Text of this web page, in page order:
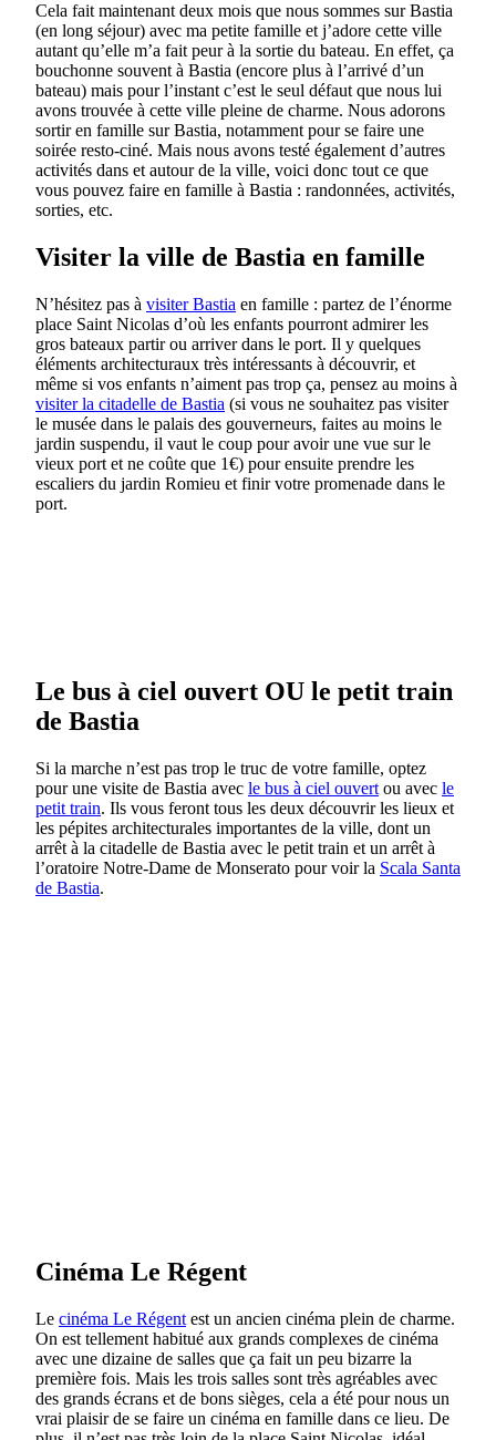
Cela fait maintenant deux mois que nous sommes sur Bastia
(en long séjour) avec ma petite famille et j’adore cette ville
autant qu’elle m’a fait peur à la sortie du bateau. En effet, ça
bouchonne souvent à Bastia (encore plus à l’arrivé d’un
bateau) mais pour l’instant c’est le seul défaut que nous lui
avons trouvée à cette ville pleine de charme. Nous adorons
sortir en famille sur Bastia, notamment pour se faire une
soirée resto-ciné. Mais nous avons testé également d’autres
activités dans et autour de la ville, voici donc tout ce que
vous pouvez faire en famille à Bastia : randonnées, activités,
sorties, etc.
Visiter la ville de Bastia en famille
N’hésitez pas à visiter Bastia en famille : partez de l’énorme
place Saint Nicolas d’où les enfants pourront admirer les
gros bateaux partir ou arriver dans le port. Il y quelques
éléments architecturaux très intéressants à découvrir, et
même si vos enfants n’aiment pas trop ça, pensez au moins à
visiter la citadelle de Bastia (si vous ne souhaitez pas visiter
le musée dans le palais des gouverneurs, faites au moins le
jardin suspendu, il vaut le coup pour avoir une vue sur le
vieux port et ne coûte que 1€) pour ensuite prendre les
escaliers du jardin Romieu et finir votre promenade dans le
port.
Le bus à ciel ouvert OU le petit train
de Bastia
Si la marche n’est pas trop le truc de votre famille, optez
pour une visite de Bastia avec le bus à ciel ouvert ou avec le
petit train. Ils vous feront tous les deux découvrir les lieux et
les pépites architecturales importantes de la ville, dont un
arrêt à la citadelle de Bastia avec le petit train et un arrêt à
l’oratoire Notre-Dame de Monserato pour voir la Scala Santa
de Bastia.
Cinéma Le Régent
Le cinéma Le Régent est un ancien cinéma plein de charme.
On est tellement habitué aux grands complexes de cinéma
avec une dizaine de salles que ça fait un peu bizarre la
première fois. Mais les trois salles sont très agréables avec
des grands écrans et de bons sièges, cela a été pour nous un
vrai plaisir de se faire un cinéma en famille dans ce lieu. De